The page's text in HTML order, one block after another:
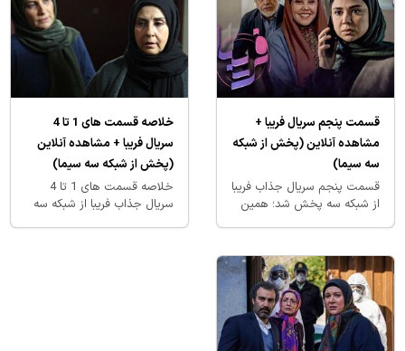
قسمت پنجم سریال فریبا +
مشاهده آنلاین (پخش از شبکه
سه سیما)
قسمت پنجم سریال جذاب فریبا
از شبکه سه پخش شد؛ همین
خلاصه قسمت های 1 تا 4
سریال فریبا + مشاهده آنلاین
(پخش از شبکه سه سیما)
خلاصه قسمت های 1 تا 4
سریال جذاب فریبا از شبکه سه